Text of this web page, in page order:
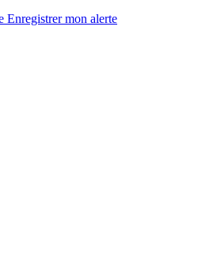
Enregistrermon alerte